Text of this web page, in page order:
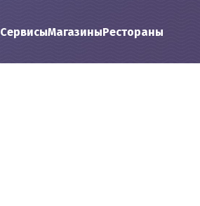
СервисыМагазиныРестораны